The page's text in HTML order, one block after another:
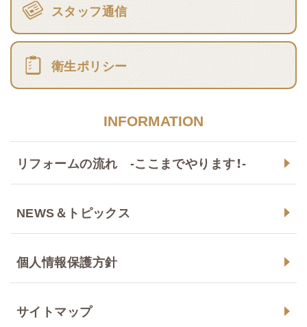
スタッフ通信
衛生ポリシー
INFORMATION
リフォームの流れ -ここまでやります！-
NEWS＆トピックス
個人情報保護方針
サイトマップ